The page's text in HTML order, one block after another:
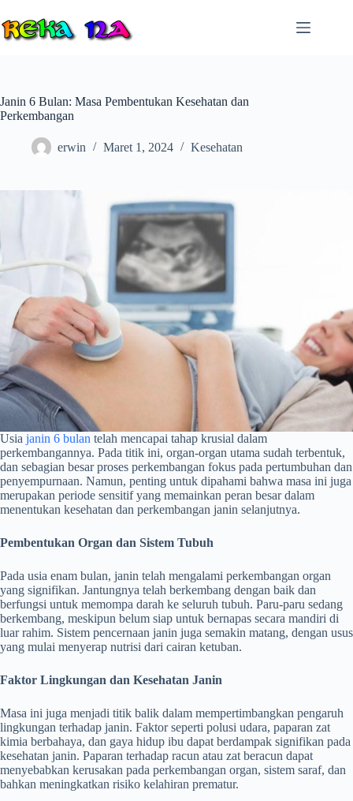
to
content
Janin 6 Bulan: Masa Pembentukan Kesehatan dan
Perkembangan
erwin Maret 1, 2024 Kesehatan
Usia janin 6 bulan telah mencapai tahap krusial dalam
perkembangannya. Pada titik ini, organ-organ utama sudah terbentuk,
dan sebagian besar proses perkembangan fokus pada pertumbuhan dan
penyempurnaan. Namun, penting untuk dipahami bahwa masa ini juga
merupakan periode sensitif yang memainkan peran besar dalam
menentukan kesehatan dan perkembangan janin selanjutnya.
Pembentukan Organ dan Sistem Tubuh
Pada usia enam bulan, janin telah mengalami perkembangan organ
yang signifikan. Jantungnya telah berkembang dengan baik dan
berfungsi untuk memompa darah ke seluruh tubuh. Paru-paru sedang
berkembang, meskipun belum siap untuk bernapas secara mandiri di
luar rahim. Sistem pencernaan janin juga semakin matang, dengan usus
yang mulai menyerap nutrisi dari cairan ketuban.
Faktor Lingkungan dan Kesehatan Janin
Masa ini juga menjadi titik balik dalam mempertimbangkan pengaruh
lingkungan terhadap janin. Faktor seperti polusi udara, paparan zat
kimia berbahaya, dan gaya hidup ibu dapat berdampak signifikan pada
kesehatan janin. Paparan terhadap racun atau zat beracun dapat
menyebabkan kerusakan pada perkembangan organ, sistem saraf, dan
bahkan meningkatkan risiko kelahiran prematur.